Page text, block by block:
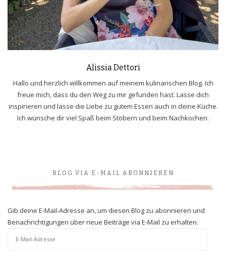
Alissia Dettori
Hallo und herzlich willkommen auf meinem kulinarischen Blog. Ich
freue mich, dass du den Weg zu mir gefunden hast. Lasse dich
inspirieren und lasse die Liebe zu gutem Essen auch in deine Küche.
Ich wünsche dir viel Spaß beim Stöbern und beim Nachkochen.
BLOG VIA E-MAIL ABONNIEREN
Gib deine E-Mail-Adresse an, um diesen Blog zu abonnieren und
Benachrichtigungen über neue Beiträge via E-Mail zu erhalten.